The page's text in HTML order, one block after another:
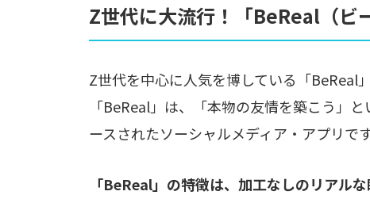
Z世代に大流行！「BeReal（ビ
Z世代を中心に人気を博している「BeReal
「BeReal」は、「本物の友情を築こう」
ースされたソーシャルメディア・アプリです
「BeReal」の特徴は、加工なしのリアル